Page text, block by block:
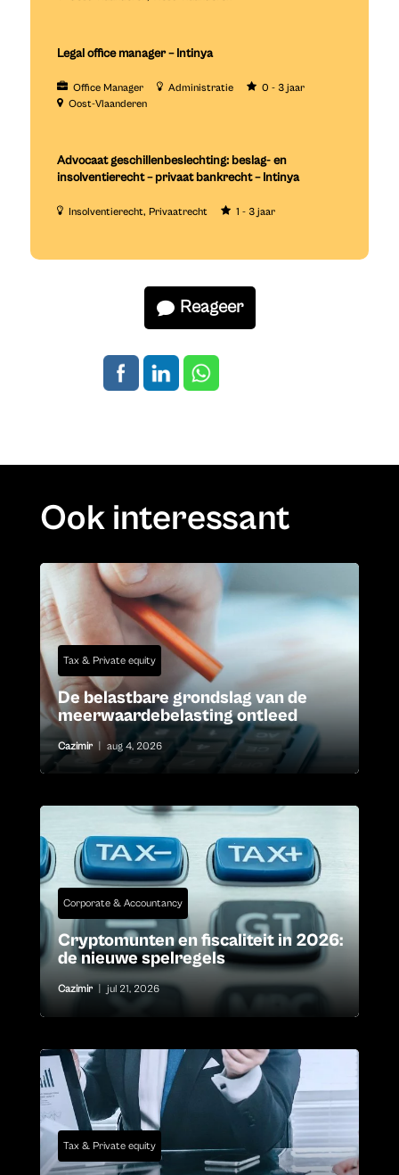
Legal office manager – Intinya
Office Manager Administratie
0 - 3 jaar
Oost-Vlaanderen
Advocaat geschillenbeslechting: beslag- en
insolventierecht – privaat bankrecht – Intinya
Insolventierecht Privaatrecht 1 - 3 jaar
Reageer
Ook interessant
Tax & Private equity
De belastbare grondslag van de
meerwaardebelasting ontleed
Cazimir aug 4, 2026
Corporate & Accountancy
Cryptomunten en fiscaliteit in 2026:
de nieuwe spelregels
Cazimir jul 21, 2026
Tax & Private equity